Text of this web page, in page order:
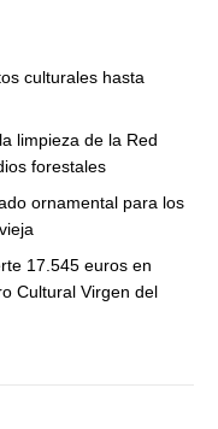
culturales hasta
limpieza de la Red
forestales
ornamental para los
17.545 euros en
Cultural Virgen del